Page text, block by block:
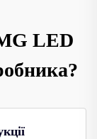
LED